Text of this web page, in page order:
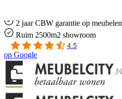
2 jaar CBW garantie op meubelen
Ruim 2500m2 showroom
4.5
op Google